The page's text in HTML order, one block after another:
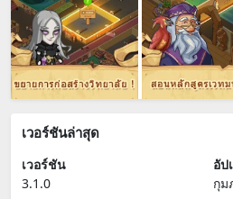
เวอร์ชันล่าสุด
เวอร์ชัน
3.1.0
อัป
กุม